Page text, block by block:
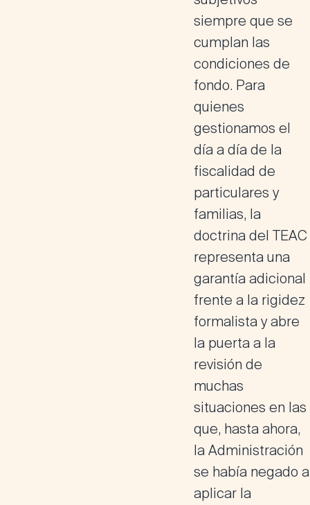
siempre que se
cumplan las
condiciones de
fondo. Para
quienes
gestionamos el
día a día de la
fiscalidad de
particulares y
familias, la
doctrina del TEAC
representa una
garantía adicional
frente a la rigidez
formalista y abre
la puerta a la
revisión de
muchas
situaciones en las
que, hasta ahora,
la Administración
se había negado a
aplicar la